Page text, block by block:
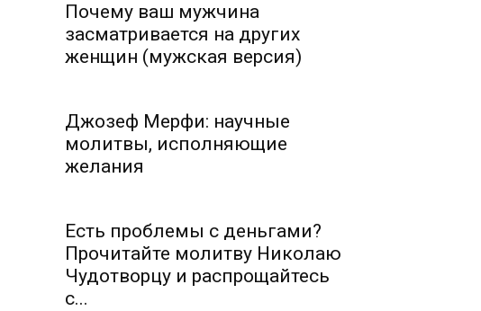
Почему ваш мужчина
засматривается на других
женщин (мужская версия)
Джозеф Мерфи: научные
молитвы, исполняющие
желания
Есть проблемы с деньгами?
Прочитайте молитву Николаю
Чудотворцу и распрощайтесь
с...